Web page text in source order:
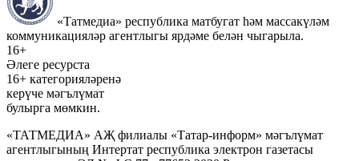
«Татмедиа» республика матбугат һәм массакүләм
коммуникацияләр агентлыгы ярдәме белән чыгарыла.
16+
Әлеге ресурста
16+ категорияләренә
керүче мәгълүмат
булырга мөмкин.
«ТАТМЕДИА» АҖ филиалы «Татар-информ» мәгълүмат
агентлыгының Интертат республика электрон газетасы